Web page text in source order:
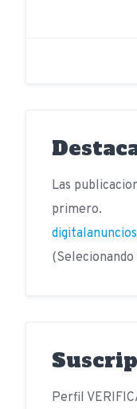
Las
primero.
Perfil